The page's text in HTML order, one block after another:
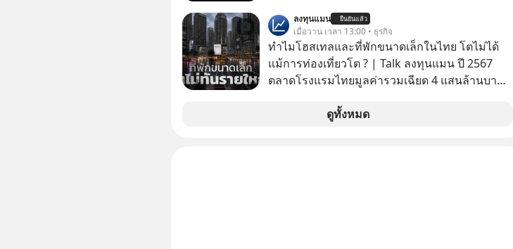
ต่อหลายครั้ง ออกมาส่งสัญญาณเตือนระเบิดเวลา
ลูกใหม่ที่กำลังก่อตัวขึ้น จาก "ระเบิดหนี้สิน
มหาศาล" ผสานเข้ากับ "ฟองสบู่กระแส AI" ที่ผู้คน
กำลังแห่ไล่ราคาอย่างบ้าคลั่ง บทเรียนจาก
ประวัติศาสตร์ 500 ปี บอกอะไรเรา? ระเบียบโลก
กำลังจะเปลี่ยนมือไปในทิศทางไหน? และเราควร
รับมืออย่างไรก่อนที่ทุกอย่างจะสายเกินไป? ร่วม
ลงทุนแมน ยืนยันแล้ว
เมื่อวาน เวลา 13:00 • ธุรกิจ
ทำไมโฮสเทลและที่พักขนาดเล็กในไทย โตไม่ได้
แม้การท่องเที่ยวโต ? | Talk ลงทุนแมน ปี 2567
ตลาดโรงแรมไทยมูลค่ารวมเฉียด 4 แสนล้านบาท
ประกอบการรายใหญ่ และมีอัตราการเติบโตได้ถึง
ดูทั้งหมด